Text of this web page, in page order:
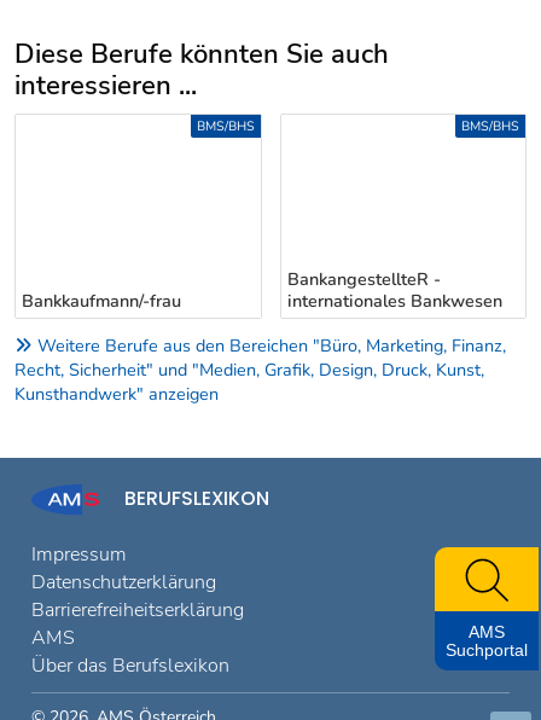
Diese Berufe könnten Sie auch
interessieren ...
Uber weitere Berufsvorschläge
Bankkaufmann/-frau
BMS/BHS
BankangestellteR -
internationales Bankwesen
BMS/BHS
Weitere Berufe aus den Bereichen "Büro, Marketing, Finanz,
Recht, Sicherheit" und "Medien, Grafik, Design, Druck, Kunst,
Kunsthandwerk" anzeigen
BERUFSLEXIKON
Impressum
Datenschutzerklärung
Barrierefreiheitserklärung
AMS
Über das Berufslexikon
AMS
Suchportal